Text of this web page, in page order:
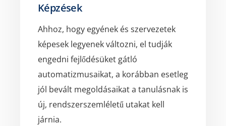
Képzések
Ahhoz, hogy egyének és szervezetek
képesek legyenek változni, el tudják
engedni fejlődésüket gátló
automatizmusaikat, a korábban esetleg
jól bevált megoldásaikat a tanulásnak is
új, rendszerszemléletű utakat kell
járnia.